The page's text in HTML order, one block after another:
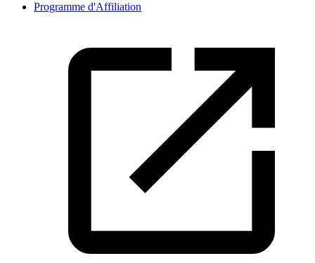
Programme d'Affiliation